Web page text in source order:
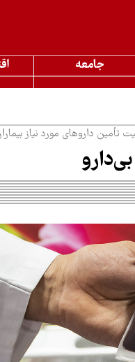
جامعه
داروهای مورد نیاز